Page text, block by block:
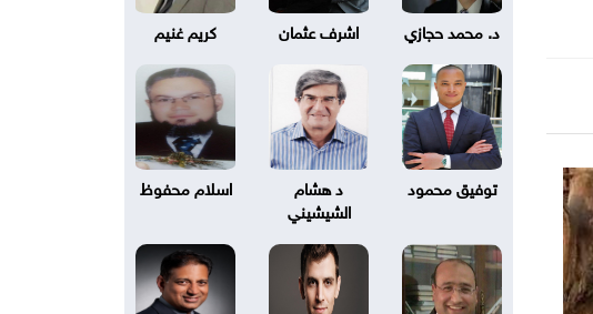
د. محمد حجازي اشرف عثمان كريم غنيم
توفيق محمود
د هشام
الشيشيني
اسلام محفوظ